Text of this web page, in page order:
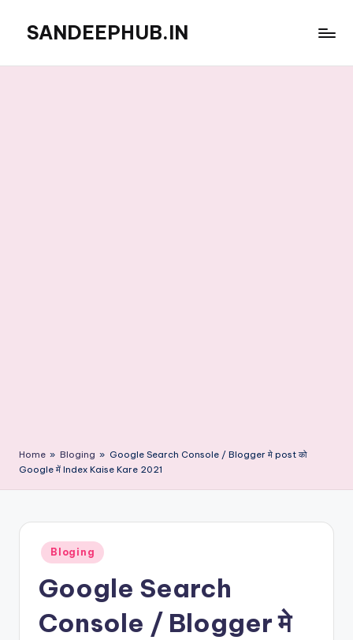
content
SANDEEPHUB.IN
Home » Bloging » Google Search Console / Blogger मे post को
Google में Index Kaise Kare 2021
Posted
in
Bloging
Google Search
Console / Blogger मे